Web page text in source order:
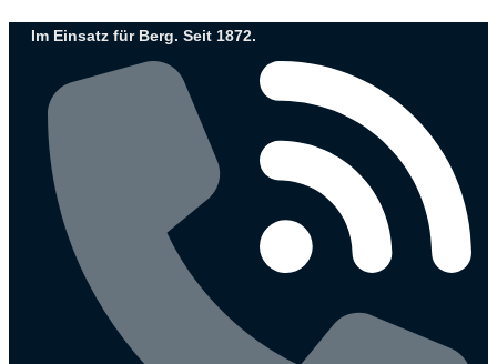
InhaltIm Einsatz für Berg. Seit 1872.